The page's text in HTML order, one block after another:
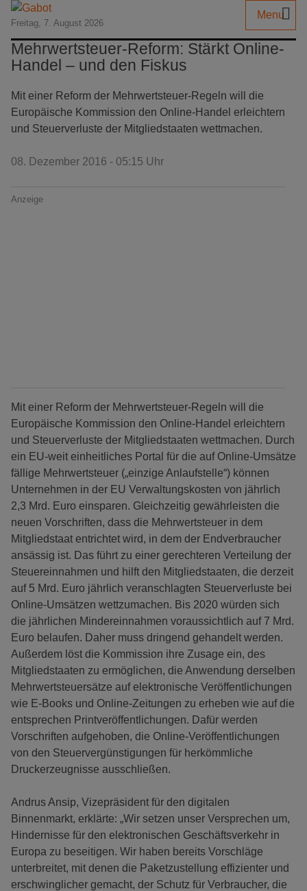
Freitag, 7. August 2026
Menu
Mehrwertsteuer-Reform: Stärkt Online-
Handel – und den Fiskus
Mit einer Reform der Mehrwertsteuer-Regeln will die
Europäische Kommission den Online-Handel erleichtern
und Steuerverluste der Mitgliedstaaten wettmachen.
08. Dezember 2016 - 05:15 Uhr
Anzeige
Mit einer Reform der Mehrwertsteuer-Regeln will die
Europäische Kommission den Online-Handel erleichtern
und Steuerverluste der Mitgliedstaaten wettmachen. Durch
ein EU-weit einheitliches Portal für die auf Online-Umsätze
fällige Mehrwertsteuer („einzige Anlaufstelle“) können
Unternehmen in der EU Verwaltungskosten von jährlich
2,3 Mrd. Euro einsparen. Gleichzeitig gewährleisten die
neuen Vorschriften, dass die Mehrwertsteuer in dem
Mitgliedstaat entrichtet wird, in dem der Endverbraucher
ansässig ist. Das führt zu einer gerechteren Verteilung der
Steuereinnahmen und hilft den Mitgliedstaaten, die derzeit
auf 5 Mrd. Euro jährlich veranschlagten Steuerverluste bei
Online-Umsätzen wettzumachen. Bis 2020 würden sich
die jährlichen Mindereinnahmen voraussichtlich auf 7 Mrd.
Euro belaufen. Daher muss dringend gehandelt werden.
Außerdem löst die Kommission ihre Zusage ein, des
Mitgliedstaaten zu ermöglichen, die Anwendung derselben
Mehrwertsteuersätze auf elektronische Veröffentlichungen
wie E-Books und Online-Zeitungen zu erheben wie auf die
entsprechen Printveröffentlichungen. Dafür werden
Vorschriften aufgehoben, die Online-Veröffentlichungen
von den Steuervergünstigungen für herkömmliche
Druckerzeugnisse ausschließen.
Andrus Ansip, Vizepräsident für den digitalen
Binnenmarkt, erklärte: „Wir setzen unser Versprechen um,
Hindernisse für den elektronischen Geschäftsverkehr in
Europa zu beseitigen. Wir haben bereits Vorschläge
unterbreitet, mit denen die Paketzustellung effizienter und
erschwinglicher gemacht, der Schutz für Verbraucher, die